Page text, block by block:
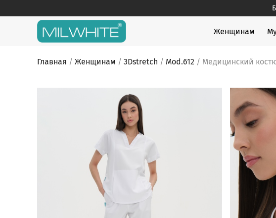
to
MILWHITE
MILWHITE — интернет магазин медицинской одеждыЖенщинам
Главная / Женщинам / 3Dstretch / Mod.612 / Медицинский